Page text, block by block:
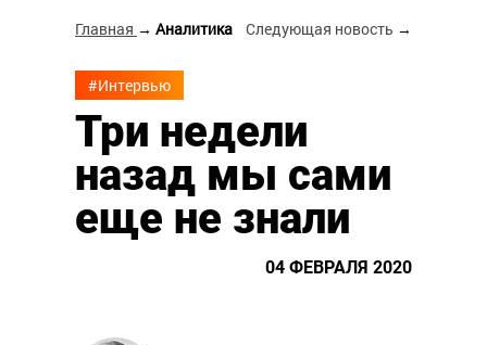
Главная → Аналитика Следующая новость →
#Интервью
Три недели
назад мы сами
еще не знали
04 ФЕВРАЛЯ 2020